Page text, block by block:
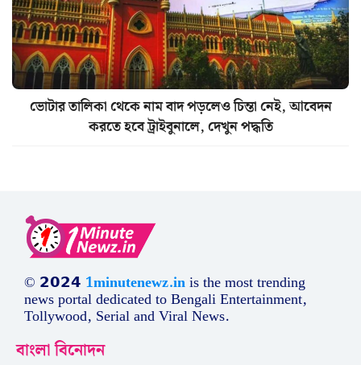
ভোটার তালিকা থেকে নাম বাদ পড়লেও চিন্তা নেই, আবেদন
করতে হবে ট্রাইবুনালে, দেখুন পদ্ধতি
© 𝟮𝟬𝟮𝟰 1minutenewz.inis the most trending
news portal dedicated to Bengali Entertainment,
Tollywood, Serial and Viral News.
বাংলা বিনোদন